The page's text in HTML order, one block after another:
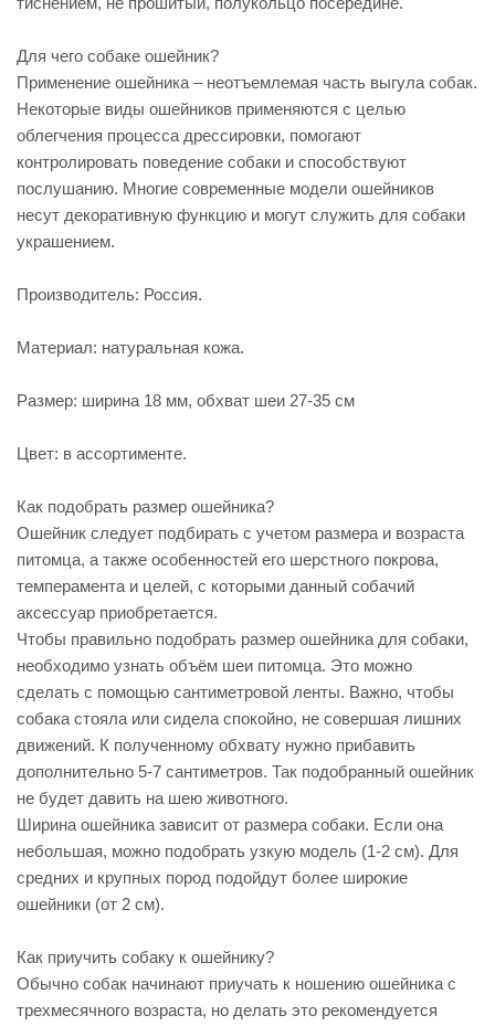
Для чего собаке ошейник?
Применение ошейника – неотъемлемая часть выгула собак.
Некоторые виды ошейников применяются с целью
облегчения процесса дрессировки, помогают
контролировать поведение собаки и способствуют
послушанию. Многие современные модели ошейников
несут декоративную функцию и могут служить для собаки
украшением.
Производитель: Россия.
Материал: натуральная кожа.
Размер: ширина 18 мм, обхват шеи 27-35 см
Цвет: в ассортименте.
Как подобрать размер ошейника?
Ошейник следует подбирать с учетом размера и возраста
питомца, а также особенностей его шерстного покрова,
темперамента и целей, с которыми данный собачий
аксессуар приобретается.
Чтобы правильно подобрать размер ошейника для собаки,
необходимо узнать объём шеи питомца. Это можно
сделать с помощью сантиметровой ленты. Важно, чтобы
собака стояла или сидела спокойно, не совершая лишних
движений. К полученному обхвату нужно прибавить
дополнительно 5-7 сантиметров. Так подобранный ошейник
не будет давить на шею животного.
Ширина ошейника зависит от размера собаки. Если она
небольшая, можно подобрать узкую модель (1-2 см). Для
средних и крупных пород подойдут более широкие
ошейники (от 2 см).
Как приучить собаку к ошейнику?
Обычно собак начинают приучать к ношению ошейника с
трехмесячного возраста, но делать это рекомендуется